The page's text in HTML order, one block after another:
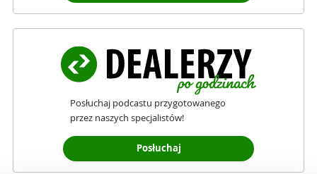
Posłuchaj podcastu przygotowanego
przez naszych specjalistów!
Posłuchaj